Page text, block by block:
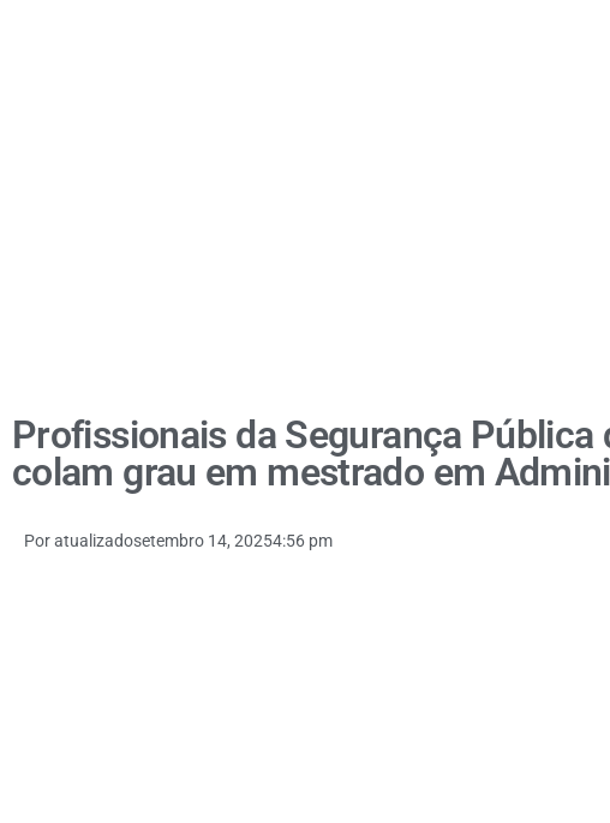
Profissionais da Segurança Pública
colam grau em mestrado em
Poratualizadosetembro 14, 20254:56 pm